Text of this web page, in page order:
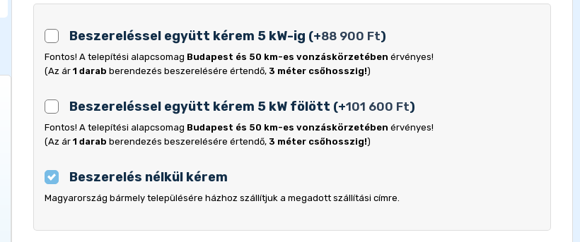
Beszereléssel együtt kérem 5 kW-ig (+88 900 Ft)
Fontos! A telepítési alapcsomag Budapest és 50 km-es vonzáskörzetében érvényes!
(Az ár 1 darab berendezés beszerelésére értendő, 3 méter csőhosszig!)
Beszereléssel együtt kérem 5 kW fölött (+101 600 Ft)
Fontos! A telepítési alapcsomag Budapest és 50 km-es vonzáskörzetében érvényes!
(Az ár 1 darab berendezés beszerelésére értendő, 3 méter csőhosszig!)
Beszerelés nélkül kérem
Magyarország bármely településére házhoz szállítjuk a megadott szállítási címre.